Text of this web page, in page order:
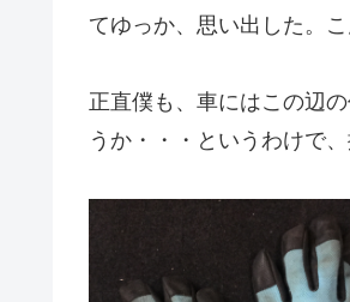
てゆっか、思い出した。
正直僕も、車にはこの辺
うか・・・というわけで